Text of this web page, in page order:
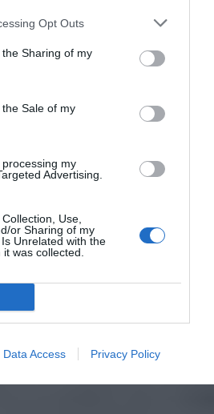
Opt Outs
Sharing of my
Sale of my
my
Advertising.
Use,
or Sharing of my
Unrelated with the
was collected.
Data Access Privacy Policy